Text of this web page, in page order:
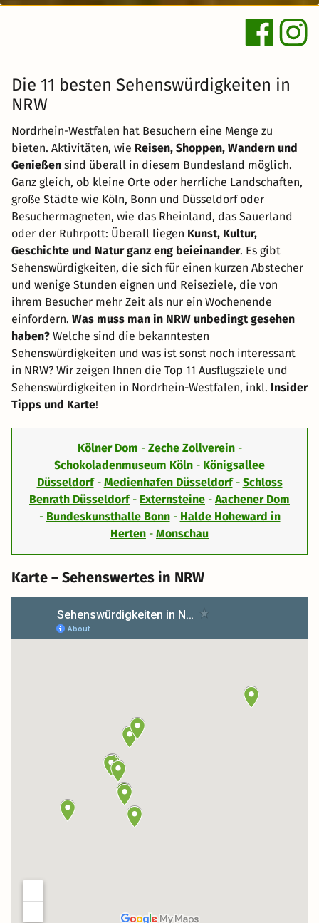
Die 11 besten Sehenswürdigkeiten in
NRW
Nordrhein-Westfalen hat Besuchern eine Menge zu
bieten. Aktivitäten, wie Reisen, Shoppen, Wandern und
Genießen sind überall in diesem Bundesland möglich.
Ganz gleich, ob kleine Orte oder herrliche Landschaften,
große Städte wie Köln, Bonn und Düsseldorf oder
Besuchermagneten, wie das Rheinland, das Sauerland
oder der Ruhrpott: Überall liegen Kunst, Kultur,
Geschichte und Natur ganz eng beieinander. Es gibt
Sehenswürdigkeiten, die sich für einen kurzen Abstecher
und wenige Stunden eignen und Reiseziele, die von
ihrem Besucher mehr Zeit als nur ein Wochenende
einfordern. Was muss man in NRW unbedingt gesehen
haben? Welche sind die bekanntesten
Sehenswürdigkeiten und was ist sonst noch interessant
in NRW? Wir zeigen Ihnen die Top 11 Ausflugsziele und
Sehenswürdigkeiten in Nordrhein-Westfalen, inkl. Insider
Tipps und Karte!
Kölner Dom - Zeche Zollverein-
Schokoladenmuseum Köln - Königsallee
Düsseldorf- Medienhafen Düsseldorf- Schloss
Benrath Düsseldorf- Externsteine - Aachener Dom
- Bundeskunsthalle Bonn- Halde Hoheward in
Herten - Monschau
Karte – Sehenswertes in NRW